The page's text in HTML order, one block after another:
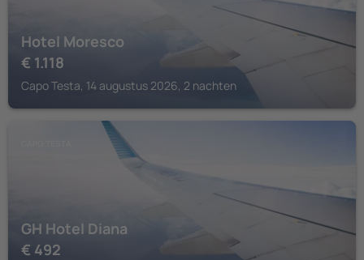
Hotel Moresco
€ 1.118
Capo Testa, 14 augustus 2026, 2 nachten
GH Hotel Diana
€ 492